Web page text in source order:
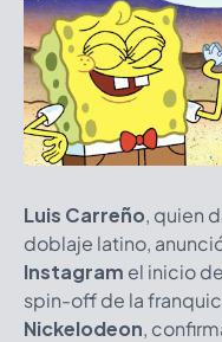
Luis Carreño, quien
doblaje latino,
Instagram el inicio
spin-off de la
Nickelodeon,